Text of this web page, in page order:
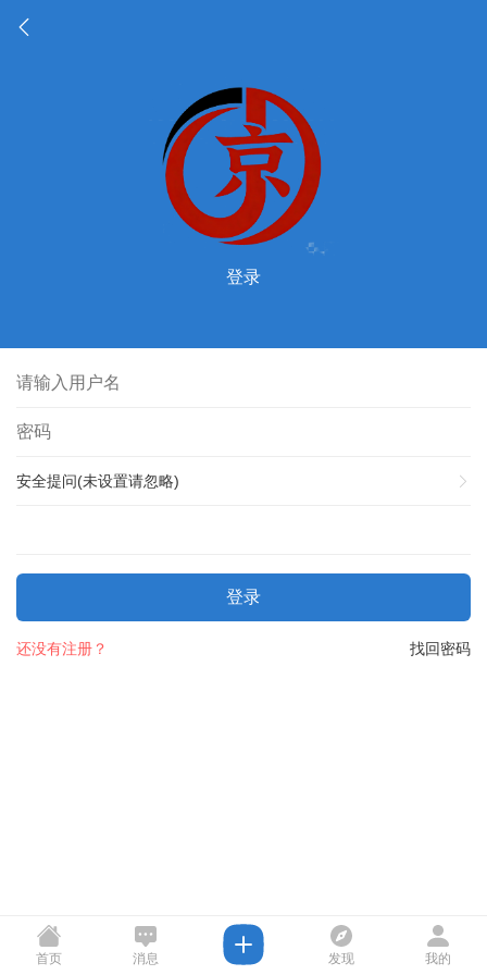
登录
安全提问(未设置请忽略)
登录
找回密码
还没有注册？
首页 消息 发现 我的